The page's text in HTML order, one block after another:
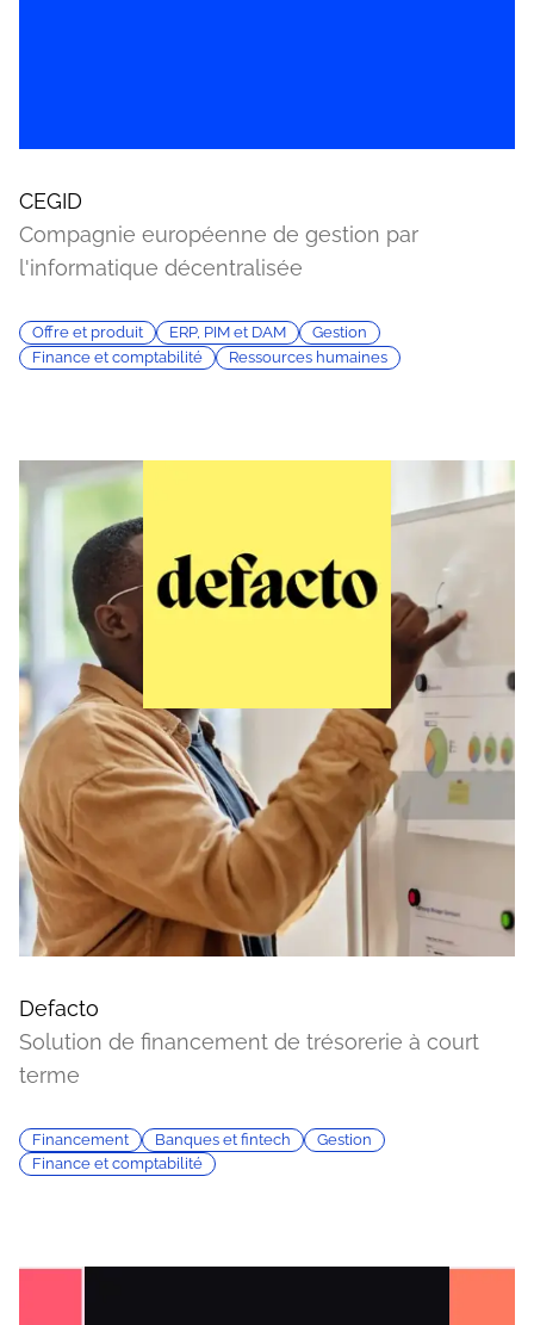
CEGID
Compagnie européenne de gestion par
l'informatique décentralisée
Offre et produit ERP, PIM et DAM
Gestion
Finance et comptabilité
Ressources humaines
Defacto
Solution de financement de trésorerie à court
terme
Financement Banques et fintech
Gestion
Finance et comptabilité